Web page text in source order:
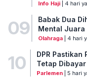
Info Haji| 4 hari
09
Babak Dua
Mental Juara
Olahraga| 4 hari
10
DPR Pastikan
Tetap Dibayar
Parlemen| 5 hari